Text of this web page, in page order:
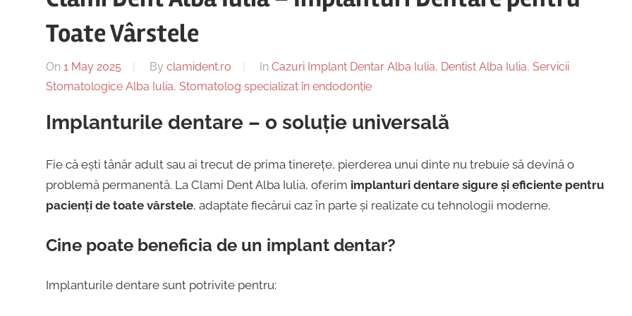
Toate Vârstele
On 1 May 2025 By clamident.ro In Cazuri Implant Dentar Alba Iulia, Dentist Alba Iulia, Servicii
Stomatologice Alba Iulia, Stomatolog specializat în endodonție
Implanturile dentare – o soluție universală
Fie că ești tânăr adult sau ai trecut de prima tinerețe, pierderea unui dinte nu trebuie să devină o
problemă permanentă. La Clami Dent Alba Iulia, oferim implanturi dentare sigure și eficiente pentru
pacienți de toate vârstele, adaptate fiecărui caz în parte și realizate cu tehnologii moderne.
Cine poate beneficia de un implant dentar?
Implanturile dentare sunt potrivite pentru: